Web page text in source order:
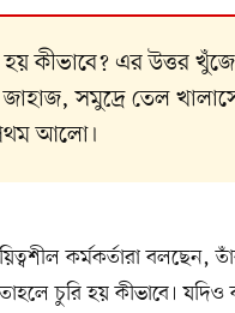
কীভাবে? এর উত্তর
জাহাজ, সমুদ্রে তেল
আলো।
কর্মকর্তারা বলছেন,
চুরি হয় কীভাবে।